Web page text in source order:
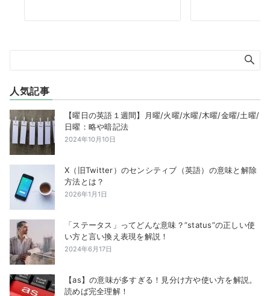
人気記事
【曜日の英語１週間】月曜/火曜/水曜/木曜/金曜/土曜/
日曜：略や暗記法
2024年10月10日
X（旧Twitter）のセンシティブ（英語）の意味と解除
方法とは？
2026年1月1日
「ステータス」ってどんな意味？”status”の正しい使
い方と言い換え表現を解説！
2024年6月17日
【as】の意味が多すぎる！見分け方や使い方を解説。
読めば完全理解！